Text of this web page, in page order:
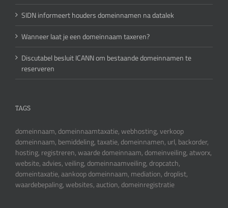
SIDN informeert houders domeinnamen na datalek
Wanneer laat je een domeinnaam taxeren?
Discutabel besluit ICANN om bestaande domeinnamen te
reserveren
TAGS
domeinnaam, domeinnaamtaxatie, webhosting, verkoop
domeinnaam, bemiddeling, taxatie, domeinnamen, url, backorder,
hosting, registreren, waarde domeinnaam, domeinveiling, atworx,
website, advies, veiling, domeinnaamveiling, dropcatch,
domeintaxatie, aankoop domeinnaam, mediation, droplist,
waardebepaling, websites, auction, domeinregistratie